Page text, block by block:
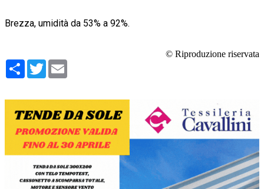
Brezza, umidità da 53% a 92%.
© Riproduzione riservata
Condividi
Twitter